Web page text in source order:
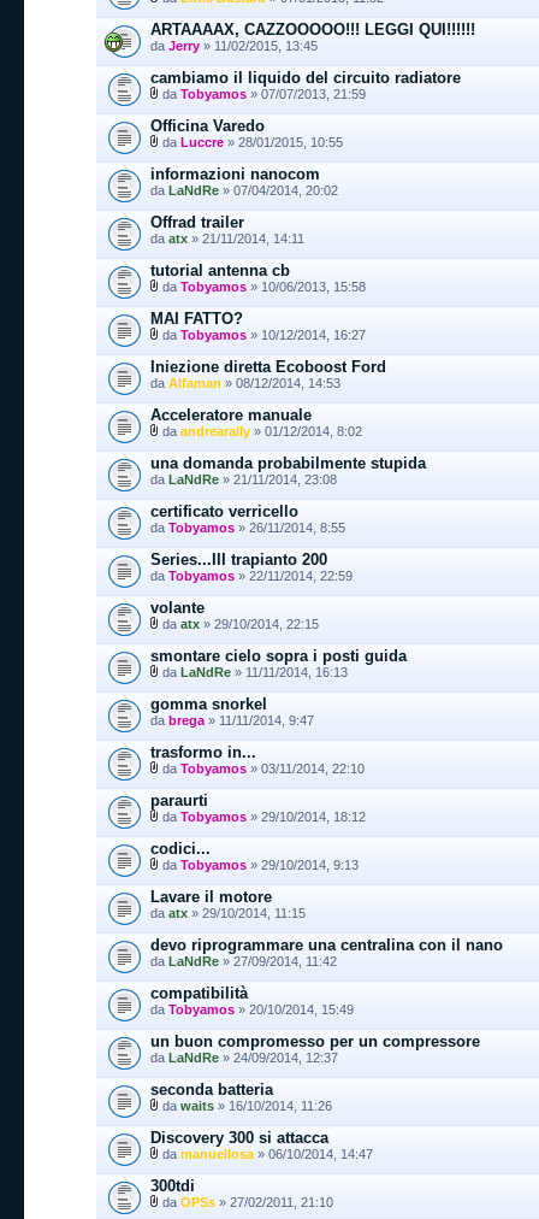
ARTAAAAX, CAZZOOOOO!!! LEGGI QUI!!!!!!
da Jerry » 11/02/2015, 13:45
cambiamo il liquido del circuito radiatore
da Tobyamos » 07/07/2013, 21:59
Officina Varedo
da Luccre » 28/01/2015, 10:55
informazioni nanocom
da LaNdRe » 07/04/2014, 20:02
Offrad trailer
da atx » 21/11/2014, 14:11
tutorial antenna cb
da Tobyamos » 10/06/2013, 15:58
MAI FATTO?
da Tobyamos » 10/12/2014, 16:27
Iniezione diretta Ecoboost Ford
da Alfaman » 08/12/2014, 14:53
Acceleratore manuale
da andrearally » 01/12/2014, 8:02
una domanda probabilmente stupida
da LaNdRe » 21/11/2014, 23:08
certificato verricello
da Tobyamos » 26/11/2014, 8:55
Series...III trapianto 200
da Tobyamos » 22/11/2014, 22:59
volante
da atx » 29/10/2014, 22:15
smontare cielo sopra i posti guida
da LaNdRe » 11/11/2014, 16:13
gomma snorkel
da brega » 11/11/2014, 9:47
trasformo in...
da Tobyamos » 03/11/2014, 22:10
paraurti
da Tobyamos » 29/10/2014, 18:12
codici...
da Tobyamos » 29/10/2014, 9:13
Lavare il motore
da atx » 29/10/2014, 11:15
devo riprogrammare una centralina con il nano
da LaNdRe » 27/09/2014, 11:42
compatibilità
da Tobyamos » 20/10/2014, 15:49
un buon compromesso per un compressore
da LaNdRe » 24/09/2014, 12:37
seconda batteria
da waits » 16/10/2014, 11:26
Discovery 300 si attacca
da manuellosa » 06/10/2014, 14:47
300tdi
da OPSs » 27/02/2011, 21:10